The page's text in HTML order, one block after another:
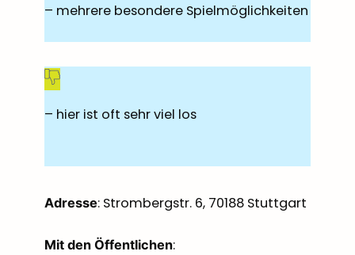
– mehrere besondere Spielmöglichkeiten
– hier ist oft sehr viel los
Adresse: Strombergstr. 6, 70188 Stuttgart
Mit den Öffentlichen: